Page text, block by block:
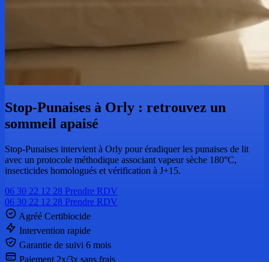
Stop-Punaises à Orly : retrouvez un
sommeil apaisé
Stop-Punaises intervient à Orly pour éradiquer les punaises de lit
avec un protocole méthodique associant vapeur sèche 180°C,
insecticides homologués et vérification à J+15.
06 30 22 12 28 Prendre RDV
06 30 22 12 28 Prendre RDV
Agréé Certibiocide
Intervention rapide
Garantie de suivi 6 mois
Paiement 2x/3x sans frais